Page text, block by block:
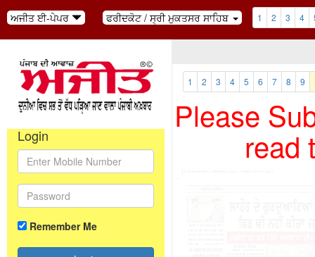
ਅਜੀਤ ਈ-ਪੇਪਰ ਫਰੀਦਕੋਟ / ਸ੍ਰੀ ਮੁਕਤਸਰ ਸਾਹਿਬ 1 2 3 4
Login
Remember Me
1 2 3 4 5 6 7 8 9
Please
read